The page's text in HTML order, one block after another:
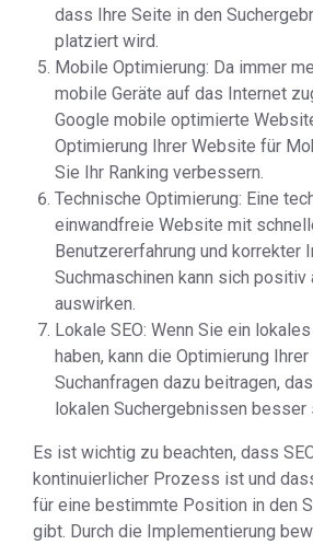
dass Ihre Seite in den
platziert wird.
Mobile Optimierung: Da immer
mobile Geräte auf das Internet
Google mobile optimierte
Optimierung Ihrer Website für
Sie Ihr Ranking verbessern.
Technische Optimierung: Eine
einwandfreie Website mit
Benutzererfahrung und korrekter
Suchmaschinen kann sich positiv
auswirken.
Lokale SEO: Wenn Sie ein
haben, kann die Optimierung
Suchanfragen dazu beitragen,
lokalen Suchergebnissen besser
Es ist wichtig zu beachten, dass
kontinuierlicher Prozess ist und
für eine bestimmte Position in den
gibt. Durch die Implementierung